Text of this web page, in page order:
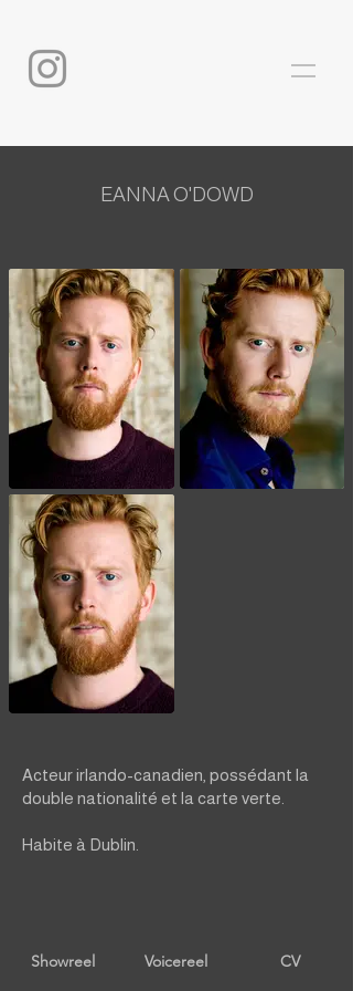
EANNA O'DOWD
Acteur irlando-canadien, possédant la
double nationalité et la carte verte.
Habite à Dublin.
Showreel Voicereel CV